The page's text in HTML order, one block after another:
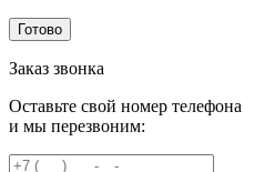
Готово
Заказ звонка
Оставьте свой номер телефона
и мы перезвоним: